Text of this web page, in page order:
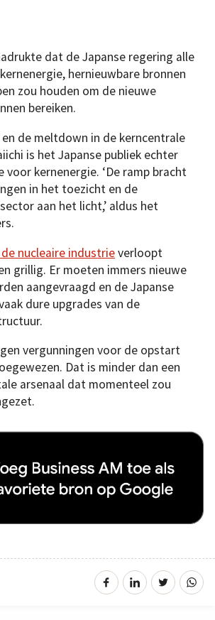
dat de Japanse regering alle
hernieuwbare bronnen
zou houden om de nieuwe
bereiken.
de meltdown in de kerncentrale
is het Japanse publiek echter
voor kernenergie. ‘De ramp bracht
in het toezicht en de
aan het licht,’ aldus het
nucleaire industrieverloopt
grillig. Er moeten immers nieuwe
aangevraagd en de Japanse
dure upgrades van de
vergunningen voor de opstart
Dat is minder dan een
arsenaal dat momenteel zou